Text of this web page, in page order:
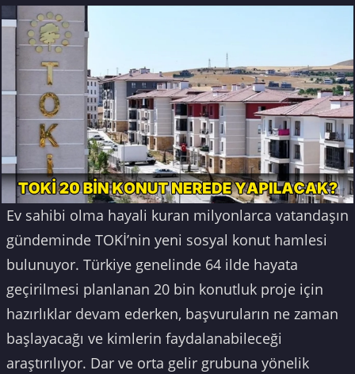
Ev sahibi olma hayali kuran milyonlarca vatandaşın
gündeminde TOKİ’nin yeni sosyal konut hamlesi
bulunuyor. Türkiye genelinde 64 ilde hayata
geçirilmesi planlanan 20 bin konutluk proje için
hazırlıklar devam ederken, başvuruların ne zaman
başlayacağı ve kimlerin faydalanabileceği
araştırılıyor. Dar ve orta gelir grubuna yönelik